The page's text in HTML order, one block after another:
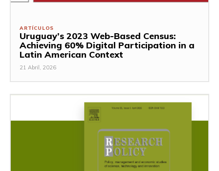
ARTÍCULOS
Uruguay’s 2023 Web-Based Census:
Achieving 60% Digital Participation in a
Latin American Context
21 Abril, 2026